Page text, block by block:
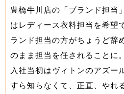
豊橋牛川店の「ブランド担当
はレディース衣料担当を希望
ランド担当の方がちょうど辞
のまま担当を任されることに。
入社当初はヴィトンのアズー
すら知らなくて、正直、やれ